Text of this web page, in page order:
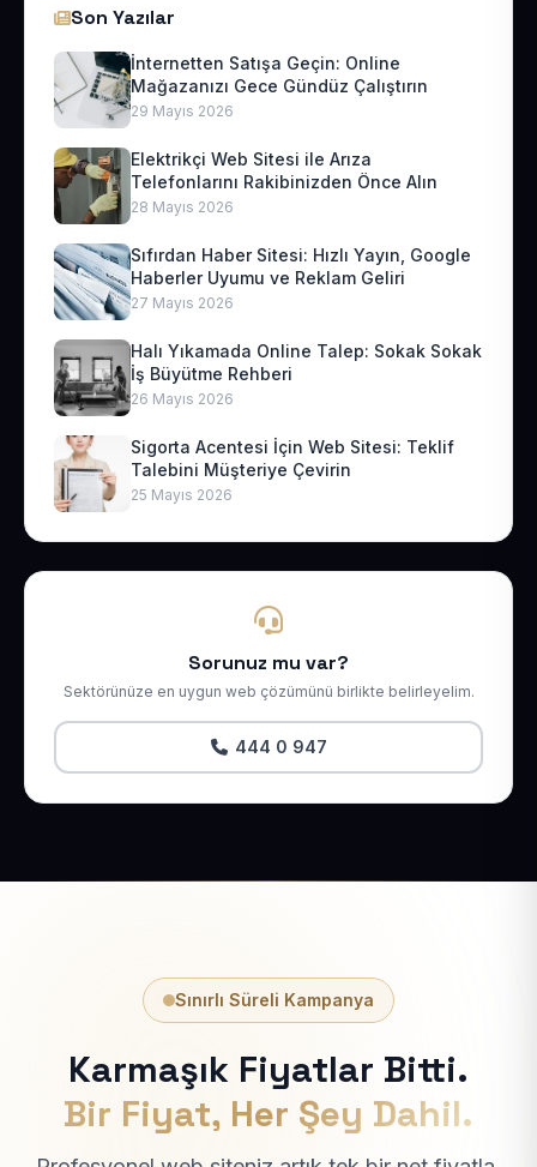
Son Yazılar
İnternetten Satışa Geçin: Online
Mağazanızı Gece Gündüz Çalıştırın
29 Mayıs 2026
Elektrikçi Web Sitesi ile Arıza
Telefonlarını Rakibinizden Önce Alın
28 Mayıs 2026
Sıfırdan Haber Sitesi: Hızlı Yayın, Google
Haberler Uyumu ve Reklam Geliri
27 Mayıs 2026
Halı Yıkamada Online Talep: Sokak Sokak
İş Büyütme Rehberi
26 Mayıs 2026
Sigorta Acentesi İçin Web Sitesi: Teklif
Talebini Müşteriye Çevirin
25 Mayıs 2026
Sorunuz mu var?
Sektörünüze en uygun web çözümünü birlikte belirleyelim.
444 0 947
Sınırlı Süreli Kampanya
Karmaşık Fiyatlar Bitti.
Bir Fiyat, Her Şey Dahil.